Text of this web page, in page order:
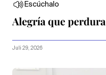
Escúchalo
Alegría que perdura
Juli 29, 2026